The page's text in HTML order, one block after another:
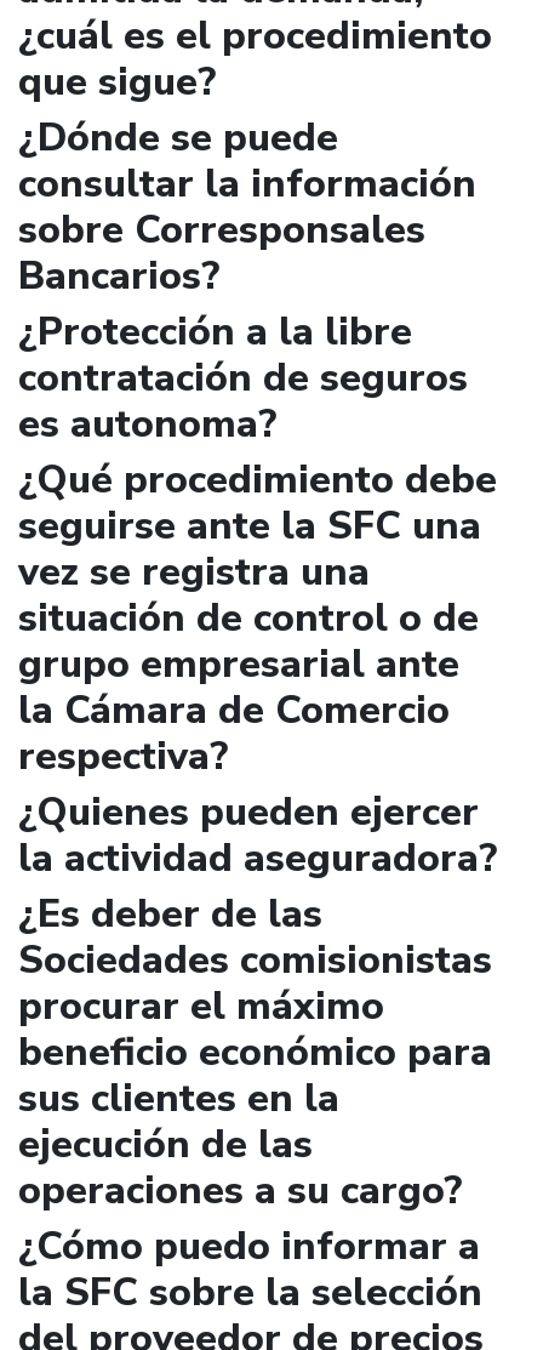
¿cuál es el procedimiento
que sigue?
¿Dónde se puede
consultar la información
sobre Corresponsales
Bancarios?
¿Protección a la libre
contratación de seguros
es autonoma?
¿Qué procedimiento debe
seguirse ante la SFC una
vez se registra una
situación de control o de
grupo empresarial ante
la Cámara de Comercio
respectiva?
¿Quienes pueden ejercer
la actividad aseguradora?
¿Es deber de las
Sociedades comisionistas
procurar el máximo
beneficio económico para
sus clientes en la
ejecución de las
operaciones a su cargo?
¿Cómo puedo informar a
la SFC sobre la selección
del proveedor de precios